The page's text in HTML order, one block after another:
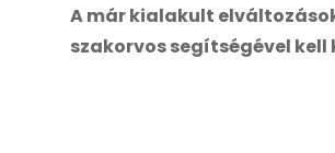
A már kialakult
szakorvos segítségével kell